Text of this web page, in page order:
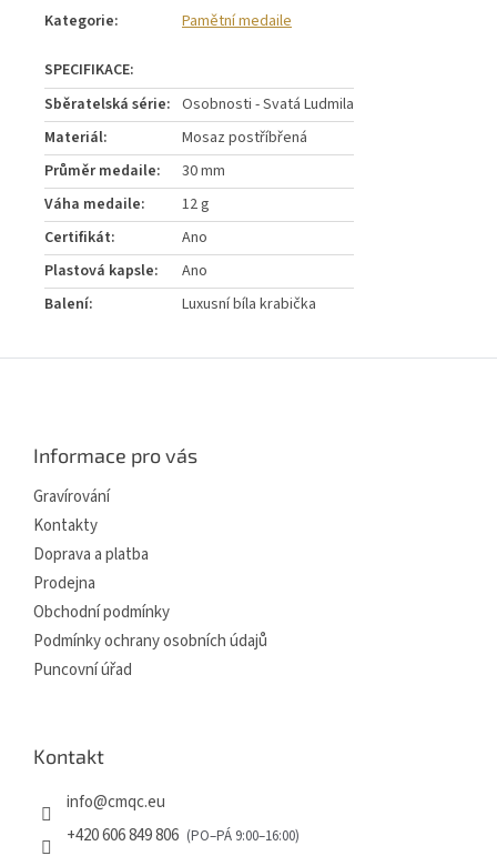
Kategorie: Pamětní medaile
Sběratelská série: Osobnosti - Svatá Ludmila
Materiál:
Mosaz postříbřená
Průměr medaile:
30 mm
Váha medaile:
12 g
Certifikát:
Ano
Plastová kapsle:
Ano
Balení: Luxusní bíla krabička
Informace pro vás
Gravírování
Kontakty
Doprava a platba
Prodejna
Obchodní podmínky
Podmínky ochrany osobních údajů
Puncovní úřad
Kontakt
info@cmqc.eu
+420 606 849 806